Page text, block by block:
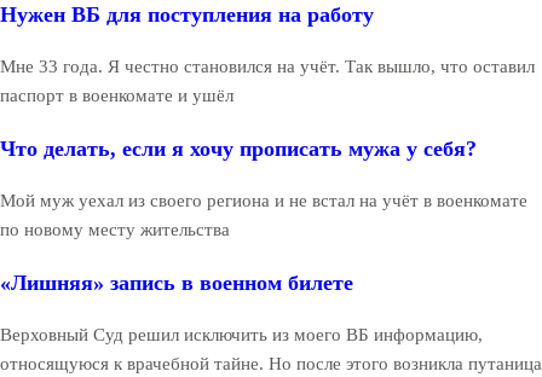
Нужен ВБ для поступления на работу
Мне 33 года. Я честно становился на учёт. Так вышло, что оставил
паспорт в военкомате и ушёл
Что делать, если я хочу прописать мужа у себя?
Мой муж уехал из своего региона и не встал на учёт в военкомате
по новому месту жительства
«Лишняя» запись в военном билете
Верховный Суд решил исключить из моего ВБ информацию,
относящуюся к врачебной тайне. Но после этого возникла путаница